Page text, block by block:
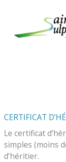
CERTIFICAT
Le certificat
simples (moins
d’héritier.